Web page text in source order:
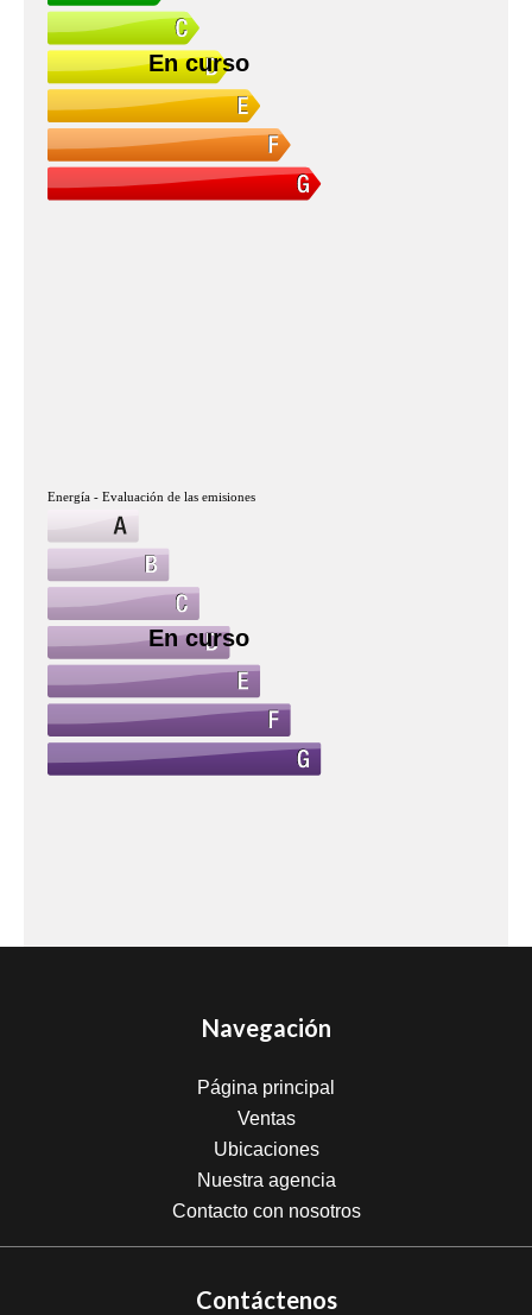
En curso
Energía - Evaluación de las emisiones
En curso
Navegación
Página principal
Ventas
Ubicaciones
Nuestra agencia
Contacto con nosotros
Contáctenos